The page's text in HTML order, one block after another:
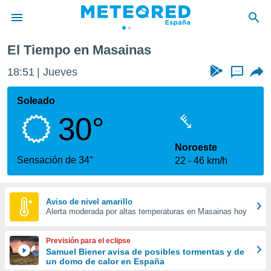
de
por
que se
calidad.
a este
las
y
forma
digital
basada
El Tiempo en Masainas
18:51 Jueves ...
Soleado
30°
Sensación de 34°
Noroeste
22
46 km/h
Aviso de nivel amarillo
Alerta moderada por altas temperaturas en Masainas hoy
Previsión para el eclipse
Samuel Biener avisa de posibles tormentas y de
un domo de calor en España